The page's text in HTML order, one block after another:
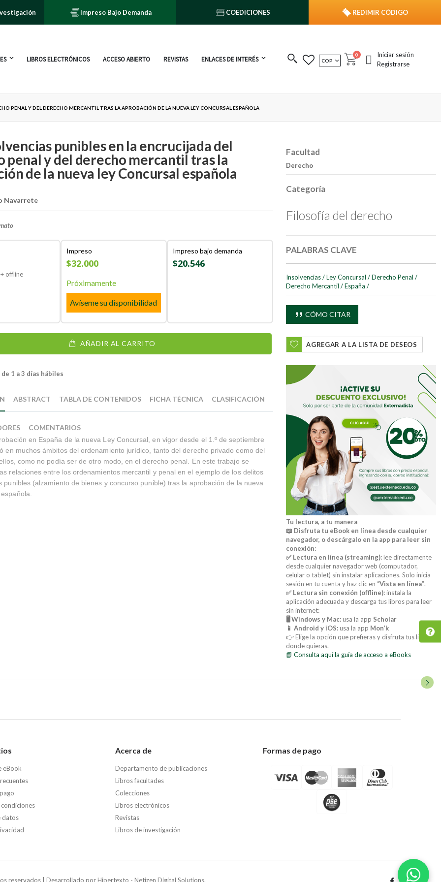
Impreso Bajo Demanda COEDICIONES REDIMIR CÓDIGO
LIBROS ELECTRÓNICOS ACCESO ABIERTO REVISTAS ENLACES DE INTERÉS MONEDA
COP Cart
0 publicacionesIniciar sesión
Registrarse
PENAL Y DEL DERECHO MERCANTIL TRAS LA APROBACIÓN DE LA NUEVA LEY CONCURSAL ESPAÑOLA
punibles en la encrucijada del
penal y del derecho mercantil tras la
de la nueva ley Concursal española
Navarrete
offline
Impreso
$32.000
Próximamente
Avíseme su disponibilidad
Impreso bajo demanda
$20.546
AÑADIR AL CARRITO
1 a 3 días hábiles
en España de la nueva Ley Concursal, en vigor desde el 1.º de septiembre
en muchos ámbitos del ordenamiento jurídico, tanto del derecho privado como del
como no podía ser de otro modo, en el derecho penal. En este trabajo se
relaciones entre los ordenamientos mercantil y penal en el ejemplo de los delitos
punibles (alzamiento de bienes y concurso punible) tras la aprobación de la nueva
ABSTRACT TABLA DE CONTENIDOS FICHA TÉCNICA CLASIFICACIÓN
COMENTARIOS
Facultad
Derecho
Categoría
Filosofía del derecho
PALABRAS CLAVE
Insolvencias / Ley Concursal / Derecho Penal /
Derecho Mercantil / España /
CÓMO CITAR
AGREGAR A LA LISTA DE DESEOS
Tu lectura, a tu manera
📖 Disfruta tu eBook en línea desde cualquier
navegador, o descárgalo en la app para leer sin
conexión:
✅ Lectura en línea (streaming):lee directamente
desde cualquier navegador web (computador,
celular o tablet) sin instalar aplicaciones. Solo inicia
sesión en tu cuenta y haz clic en “Vista en línea”.
✅ Lectura sin conexión (offline):instala la
aplicación adecuada y descarga tus libros para leer
sin internet:
🖥️ Windows y Mac:usa la app Scholar
📱 Android y iOS:usa la app Mon’k
👉 Elige la opción que prefieras y disfruta tus libros
donde quieras.
📘 Consulta aquí la guía de acceso a eBooks
eBook
datos
Acerca de
Departamento de publicaciones
Libros facultades
Colecciones
Libros electrónicos
Revistas
Libros de investigación
Formas de pago
reservados | Desarrollado porHipertexto - Netizen Digital Solutions.